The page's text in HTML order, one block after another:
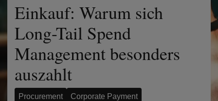
Einkauf: Warum sich
Long-Tail Spend
Management besonders
auszahlt
Procurement Corporate Payment